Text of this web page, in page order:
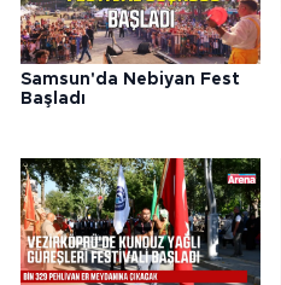
Samsun'da Nebiyan Fest
Başladı